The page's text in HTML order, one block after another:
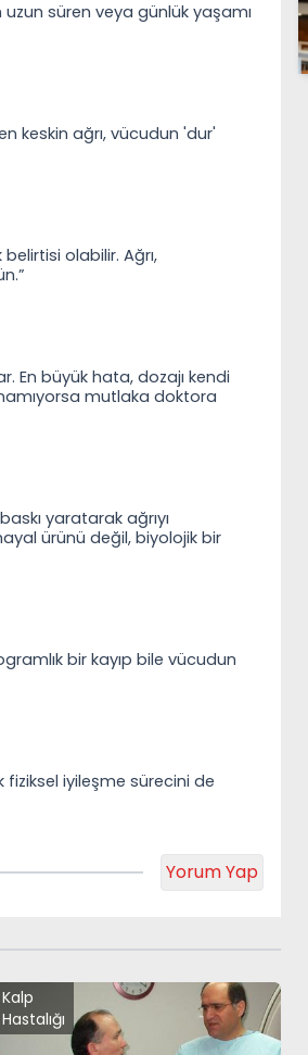
süren veya günlük yaşamı
keskin ağrı, vücudun 'dur'
olabilir. Ağrı,
En büyük hata, dozajı kendi
mutlaka doktora
yaratarak ağrıyı
ürünü değil, biyolojik bir
bir kayıp bile vücudun
iyileşme sürecini de
Yorum Yap
Kalp
Hastalığı